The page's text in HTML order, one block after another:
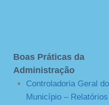
Boas Práticas da
Administração
Controladoria Geral do
Município –